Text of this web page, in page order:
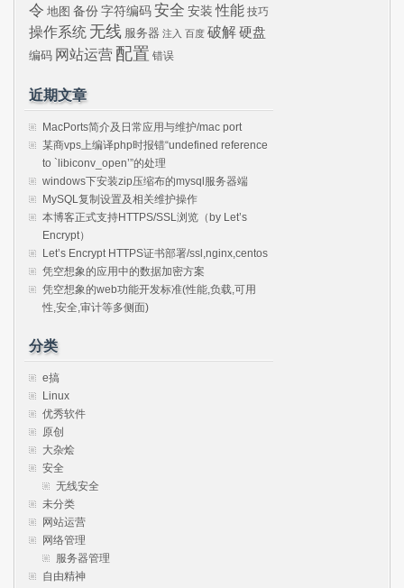
令 地图 备份 字符编码 安全 安装 性能 技巧
操作系统 无线 服务器 注入 百度 破解硬盘
编码 网站运营 配置 错误
近期文章
MacPorts简介及日常应用与维护/mac port
某商vps上编译php时报错“undefined reference
to `libiconv_open’”的处理
windows下安装zip压缩布的mysql服务器端
MySQL复制设置及相关维护操作
本博客正式支持HTTPS/SSL浏览（by Let’s
Encrypt）
Let’s Encrypt HTTPS证书部署/ssl,nginx,centos
凭空想象的应用中的数据加密方案
凭空想象的web功能开发标准(性能,负载,可用
性,安全,审计等多侧面)
分类
e搞
Linux
优秀软件
原创
大杂烩
安全
无线安全
未分类
网站运营
网络管理
服务器管理
自由精神